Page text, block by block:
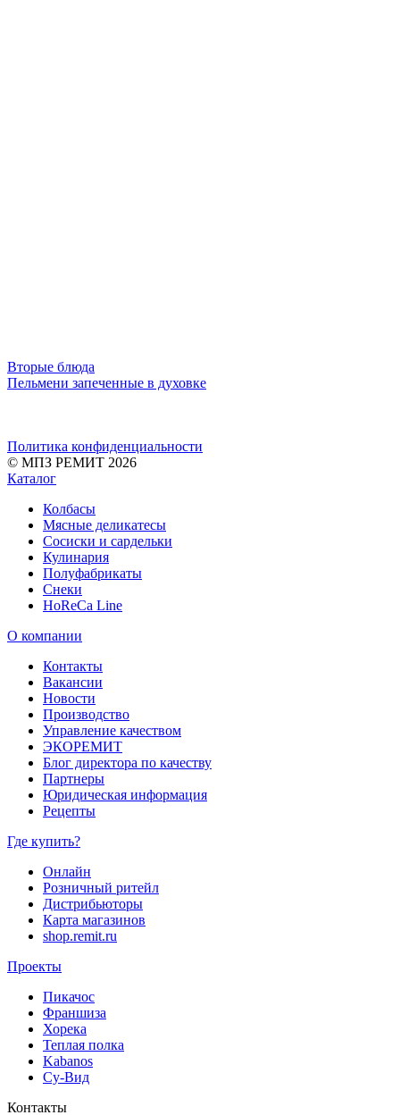
Вторые блюда
Пельмени запеченные в духовке
Политика конфиденциальности
© МПЗ РЕМИТ 2026
Каталог
Колбасы
Мясные деликатесы
Сосиски и сардельки
Кулинария
Полуфабрикаты
Снеки
HoReCa Line
О компании
Контакты
Вакансии
Новости
Производство
Управление качеством
ЭКОРЕМИТ
Блог директора по качеству
Партнеры
Юридическая информация
Рецепты
Где купить?
Онлайн
Розничный ритейл
Дистрибьюторы
Карта магазинов
shop.remit.ru
Проекты
Пикачос
Франшиза
Хорека
Теплая полка
Kabanos
Су-Вид
Контакты